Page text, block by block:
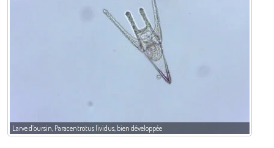
Larve d’oursin, Paracentrotus lividus, bien développée